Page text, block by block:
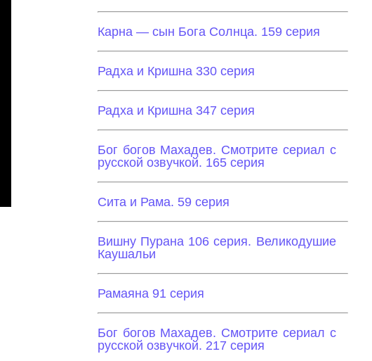
Карна — сын Бога Солнца. 159 серия
Радха и Кришна 330 серия
Радха и Кришна 347 серия
Бог богов Махадев. Смотрите сериал с
русской озвучкой. 165 серия
Сита и Рама. 59 серия
Вишну Пурана 106 серия. Великодушие
Каушальи
Рамаяна 91 серия
Бог богов Махадев. Смотрите сериал с
русской озвучкой. 217 серия